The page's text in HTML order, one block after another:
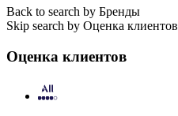
Back to search by Бренды
Skip search by Оценка клиентов
Оценка клиентов